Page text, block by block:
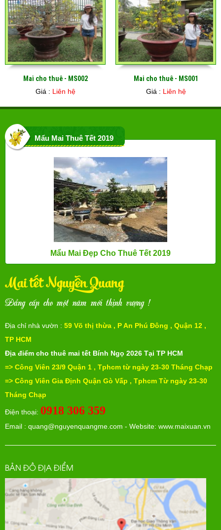
Mai cho thuê - MS002
Giá : Liên hệ
Mai cho thuê - MS001
Giá : Liên hệ
Mẩu Mai Thuê Tết 2019
Mẩu Mai Đẹp Cho Thuê Tết 2019
Mai tết Nguyễn Quang
Đẳng cấp cho một năm mới thịnh vượng !
Địa chỉ nhà vườn : 59 Võ thị thừa , P An Phú Đông , Quận 12 ,
TP HCM
Địa điểm cho thuê mai tết Bính Ngọ 2026 Tại TP HCM
=> Công Viên 23/9 Quận 1 , Tphcm từ ngày 23-30 Tháng Chạp
=> Công Viên Gia Định Quận Gò Vấp , Tphcm Từ ngày 23-30
Tháng Chạp
Điện thoại: 0918 306 359
Email : quang@nguyenquangme.com - Website: www.maixuan.vn
BẢN ĐỒ ĐỊA ĐIỂM